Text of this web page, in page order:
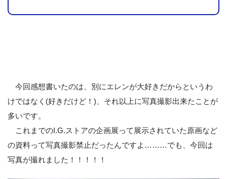
今回感想書いたのは、別にエレンが大好きだからというわ
けではなく(好きだけど！)、それ以上に写真撮影出来たことが
多いです。
これまでのI.G.ストアの企画展って展示されていた原画など
の資料って写真撮影禁止だったんですよ………でも、今回は
写真が撮れました！！！！！